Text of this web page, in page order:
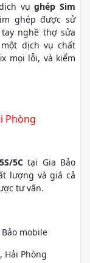
vụghép Sim
ghép được sử
nghề thợ sửa
dịch vụ chất
mọi lỗi, và kiểm
Phòng
5C tại Gia Bảo
lượng và giá cả
tư vấn.
mobile
Hải Phòng